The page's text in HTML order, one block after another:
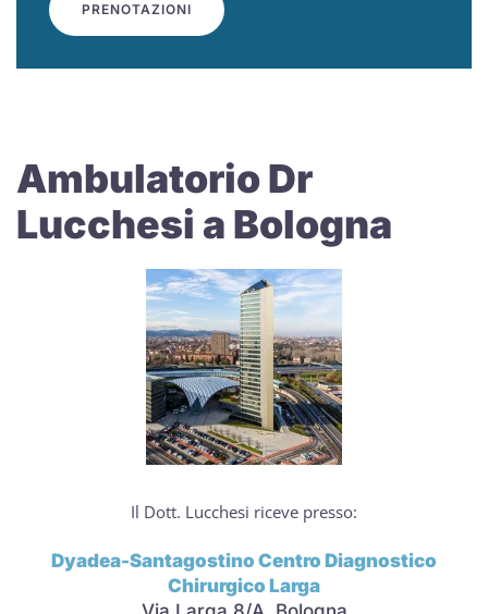
PRENOTAZIONI
Ambulatorio Dr
Lucchesi a Bologna
Il Dott. Lucchesi riceve presso:
Dyadea-Santagostino Centro Diagnostico
Chirurgico Larga